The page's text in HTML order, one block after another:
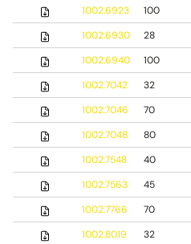
1002.6923
100
1002.6930
28
1002.6940
100
1002.7042
32
1002.7046
70
1002.7048
80
1002.7548
40
1002.7563
45
1002.7766
70
1002.8019
32